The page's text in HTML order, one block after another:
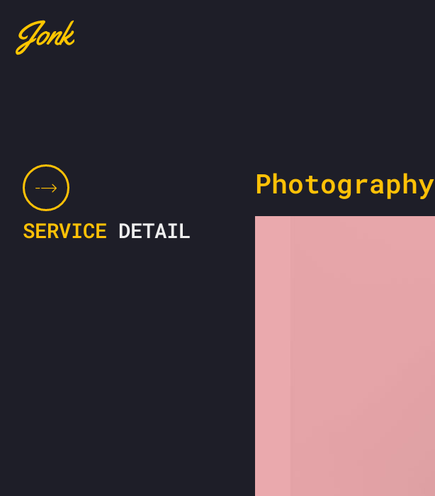
SERVICE DETAIL
Photography